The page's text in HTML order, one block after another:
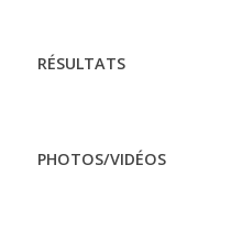
RÉSULTATS
PHOTOS/VIDÉOS